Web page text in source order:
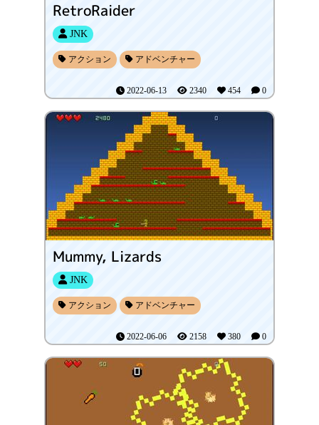
RetroRaider
JNK
アクション アドベンチャー
2022-06-13 2340 454 0
Mummy, Lizards
JNK
アクション アドベンチャー
2022-06-06 2158 380 0